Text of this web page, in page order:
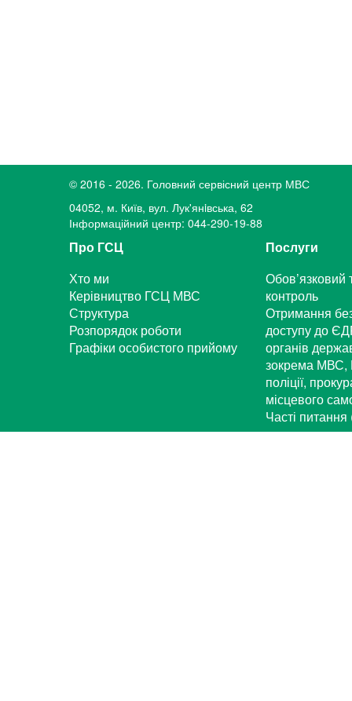
© 2016 - 2026. Головний сервісний центр МВС
04052, м. Київ, вул. Лук'янiвська, 62
Інформаційний центр: 044-290-19-88
Про ГСЦ
Хто ми
Керівництво ГСЦ МВС
Структура
Розпорядок роботи
Графіки особистого прийому
Послуги
Обов’язковий
контроль
Отримання
доступу до
органів
зокрема МВС,
поліції,
місцевого
Часті питання